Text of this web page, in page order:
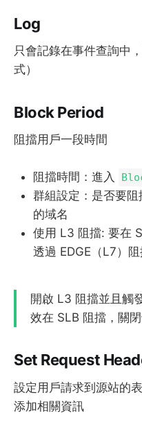
Log
只會記錄在事件查詢中
式）
Block Period
阻擋用戶一段時間
阻擋時間：進入
群組設定：是否要
的域名
使用 L3 阻擋: 要在
透過 EDGE（L7）
開啟 L3 阻擋並且觸
效在 SLB 阻擋，關
Set Request
設定用戶請求到源站的
添加相關資訊